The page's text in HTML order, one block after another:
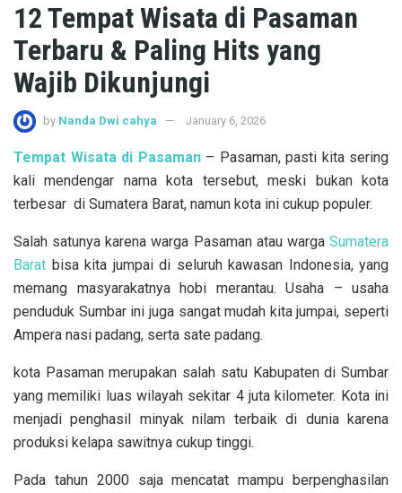
12 Tempat Wisata di Pasaman
Terbaru & Paling Hits yang
Wajib Dikunjungi
by Nanda Dwi cahya January 6, 2026
Tempat Wisata di Pasaman– Pasaman, pasti kita sering
kali mendengar nama kota tersebut, meski bukan kota
terbesar di Sumatera Barat, namun kota ini cukup populer.
Salah satunya karena warga Pasaman atau warga Sumatera
Barat bisa kita jumpai di seluruh kawasan Indonesia, yang
memang masyarakatnya hobi merantau. Usaha – usaha
penduduk Sumbar ini juga sangat mudah kita jumpai, seperti
Ampera nasi padang, serta sate padang.
kota Pasaman merupakan salah satu Kabupaten di Sumbar
yang memiliki luas wilayah sekitar 4 juta kilometer. Kota ini
menjadi penghasil minyak nilam terbaik di dunia karena
produksi kelapa sawitnya cukup tinggi.
Pada tahun 2000 saja mencatat mampu berpenghasilan